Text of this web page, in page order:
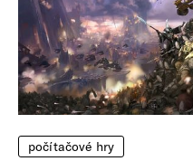
počítačové hry